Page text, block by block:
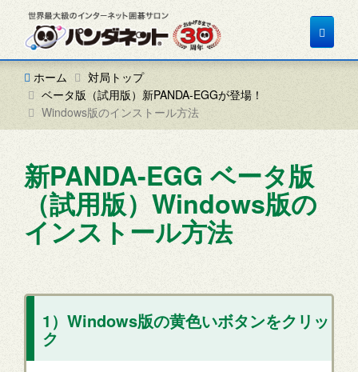
Toggle
ホーム
対局トップ
ベータ版（試用版）新PANDA-EGGが登場！
Windows版のインストール方法
新PANDA-EGG ベータ版
（試用版）Windows版の
インストール方法
1）Windows版の黄色いボタンをクリッ
ク